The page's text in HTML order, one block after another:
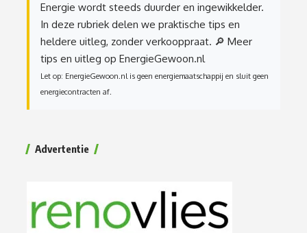
Energie wordt steeds duurder en ingewikkelder.
In deze rubriek delen we praktische tips en
heldere uitleg, zonder verkooppraat. 🔎 Meer
tips en uitleg op EnergieGewoon.nl
Let op: EnergieGewoon.nl is geen energiemaatschappij en sluit geen
energiecontracten af.
Advertentie